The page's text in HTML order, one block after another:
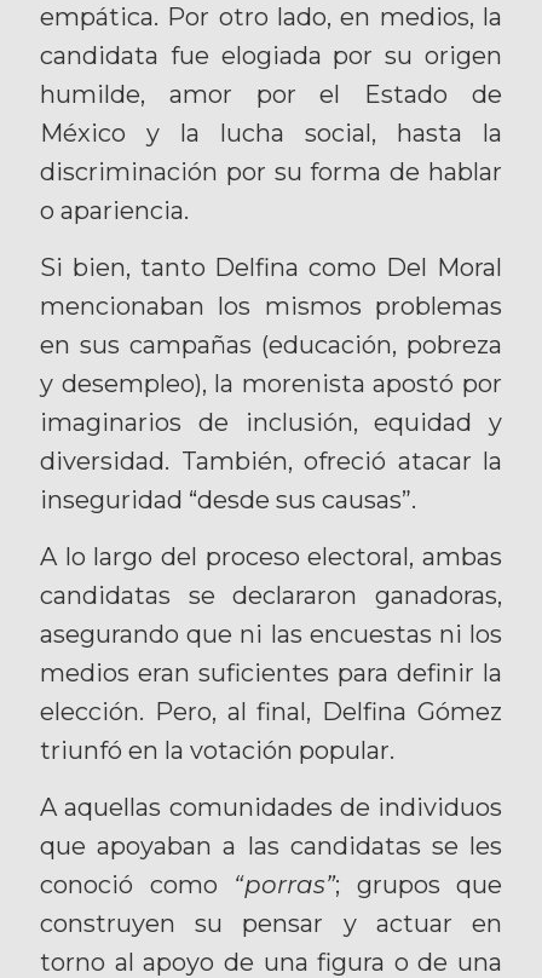
empática. Por otro lado, en medios, la
candidata fue elogiada por su origen
humilde, amor por el Estado de
México y la lucha social, hasta la
discriminación por su forma de hablar
o apariencia.
Si bien, tanto Delfina como Del Moral
mencionaban los mismos problemas
en sus campañas (educación, pobreza
y desempleo), la morenista apostó por
imaginarios de inclusión, equidad y
diversidad. También, ofreció atacar la
inseguridad “desde sus causas”.
A lo largo del proceso electoral, ambas
candidatas se declararon ganadoras,
asegurando que ni las encuestas ni los
medios eran suficientes para definir la
elección. Pero, al final, Delfina Gómez
triunfó en la votación popular.
A aquellas comunidades de individuos
que apoyaban a las candidatas se les
conoció como “porras”; grupos que
construyen su pensar y actuar en
torno al apoyo de una figura o de una